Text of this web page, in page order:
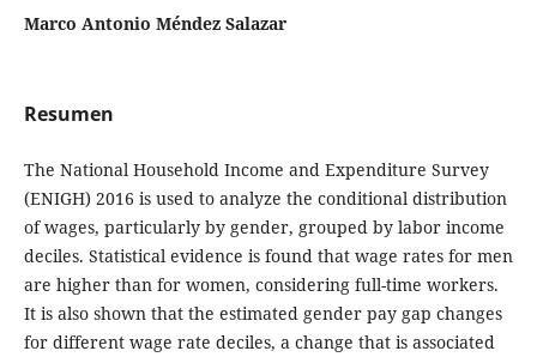
Marco Antonio Méndez Salazar
Resumen
The National Household Income and Expenditure Survey
(ENIGH) 2016 is used to analyze the conditional distribution
of wages, particularly by gender, grouped by labor income
deciles. Statistical evidence is found that wage rates for men
are higher than for women, considering full-time workers.
It is also shown that the estimated gender pay gap changes
for different wage rate deciles, a change that is associated